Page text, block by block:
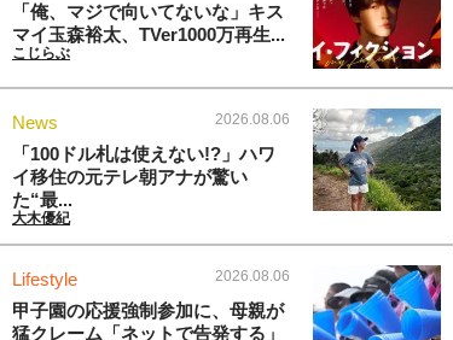
「俺、マジで向いてないな」キス
マイ玉森裕太、TVer1000万再生...
こじらぶ
News 2026.08.06
「100ドル札は使えない!?」ハワ
イ移住の元テレ朝アナが驚い
た“最...
大木優紀
Lifestyle 2026.08.06
甲子園の応援強制参加に、母親が
猛クレーム「ネットで告発する」